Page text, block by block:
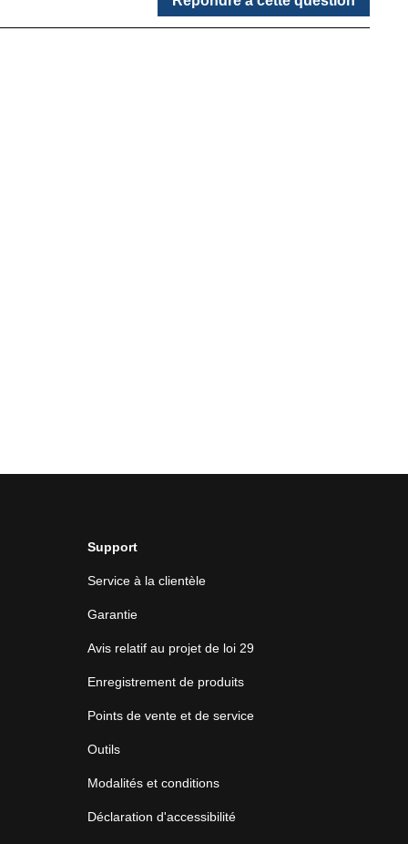
Support
Service à la clientèle
Garantie
Avis relatif au projet de loi 29
Enregistrement de produits
Points de vente et de service
Outils
Modalités et conditions
Déclaration d'accessibilité